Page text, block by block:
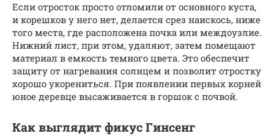
Если отросток просто отломили от основного куста,
и корешков у него нет, делается срез наискось, ниже
того места, где расположена почка или междоузлие.
Нижний лист, при этом, удаляют, затем помещают
материал в емкость темного цвета. Это обеспечит
защиту от нагревания солнцем и позволит отростку
хорошо укорениться. При появлении первых корней
юное деревце высаживается в горшок с почвой.
Как выглядит фикус Гинсенг